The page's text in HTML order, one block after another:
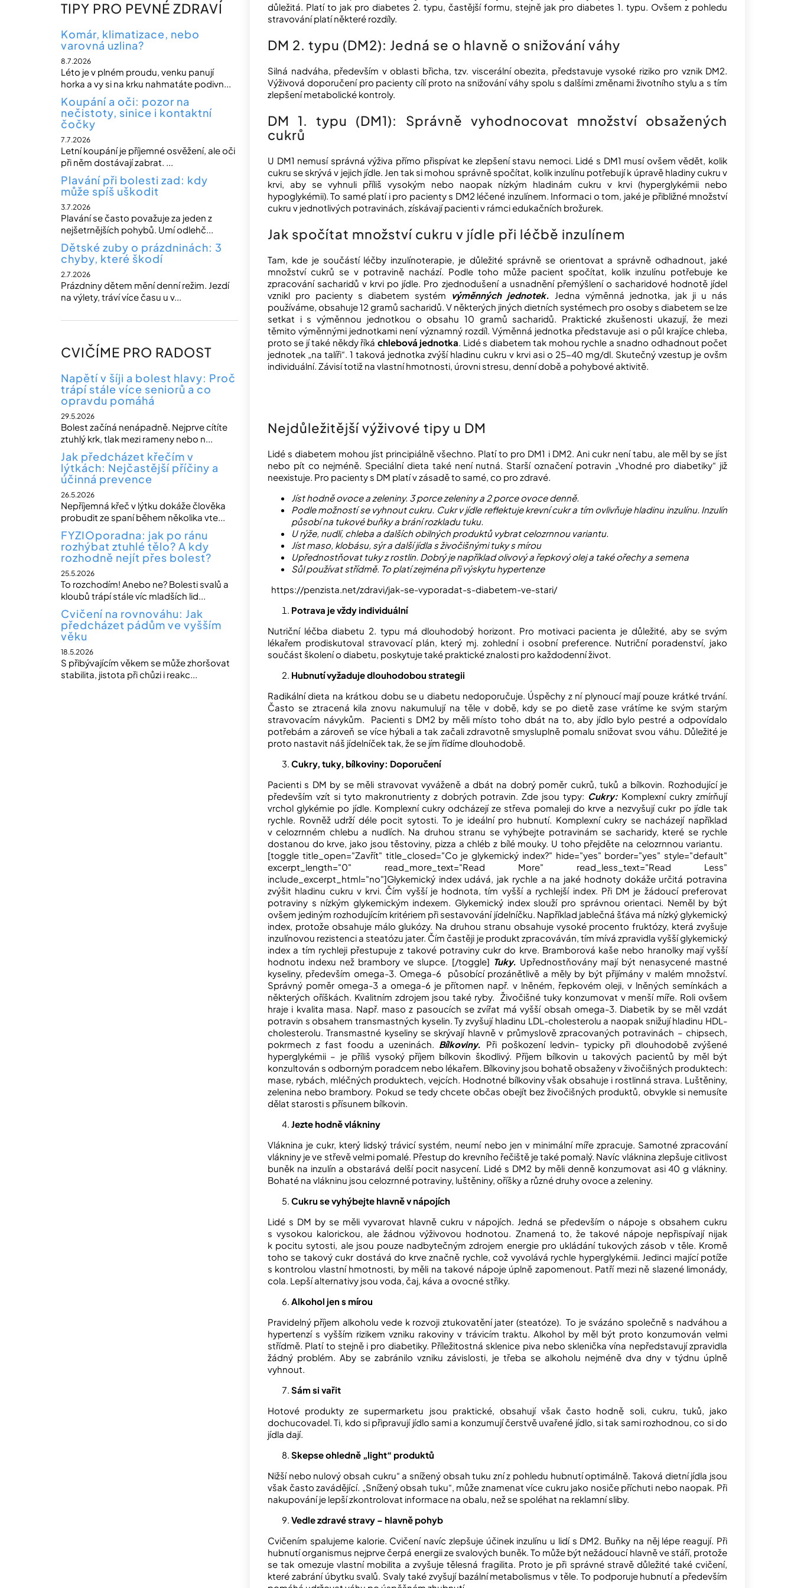
TIPY PRO PEVNÉ ZDRAVÍ
Komár, klimatizace, nebo
varovná uzlina?
8.7.2026
Léto je v plném proudu, venku panují
horka a vy si na krku nahmatáte podivn...
Koupání a oči: pozor na
nečistoty, sinice i kontaktní
čočky
7.7.2026
Letní koupání je příjemné osvěžení, ale oči
při něm dostávají zabrat. ...
Plavání při bolesti zad: kdy
může spíš uškodit
3.7.2026
Plavání se často považuje za jeden z
nejšetrnějších pohybů. Umí odlehč...
Dětské zuby o prázdninách: 3
chyby, které škodí
2.7.2026
Prázdniny dětem mění denní režim. Jezdí
na výlety, tráví více času u v...
CVIČÍME PRO RADOST
Napětí v šíji a bolest hlavy: Proč
trápí stále více seniorů a co
opravdu pomáhá
29.5.2026
Bolest začíná nenápadně. Nejprve cítíte
ztuhlý krk, tlak mezi rameny nebo n...
Jak předcházet křečím v
lýtkách: Nejčastější příčiny a
účinná prevence
26.5.2026
Nepříjemná křeč v lýtku dokáže člověka
probudit ze spaní během několika vte...
FYZIOporadna: jak po ránu
rozhýbat ztuhlé tělo? A kdy
rozhodně nejít přes bolest?
25.5.2026
To rozchodím! Anebo ne? Bolesti svalů a
kloubů trápí stále víc mladších lid...
Cvičení na rovnováhu: Jak
předcházet pádům ve vyšším
věku
18.5.2026
S přibývajícím věkem se může zhoršovat
stabilita, jistota při chůzi i reakc...
důležitá. Platí to jak pro diabetes 2. typu, častější formu, stejně jak pro diabetes 1. typu. Ovšem z pohledu
stravování platí některé rozdíly.
DM 2. typu (DM2): Jedná se o hlavně o snižování váhy
Silná nadváha, především v oblasti břicha, tzv. viscerální obezita, představuje vysoké riziko pro vznik DM2.
Výživová doporučení pro pacienty cílí proto na snižování váhy spolu s dalšími změnami životního stylu a s tím
zlepšení metabolické kontroly.
DM 1. typu (DM1): Správně vyhodnocovat množství obsažených
cukrů
U DM1 nemusí správná výživa přímo přispívat ke zlepšení stavu nemoci. Lidé s DM1 musí ovšem vědět, kolik
cukru se skrývá v jejich jídle. Jen tak si mohou správně spočítat, kolik inzulínu potřebují k úpravě hladiny cukru v
krvi, aby se vyhnuli příliš vysokým nebo naopak nízkým hladinám cukru v krvi (hyperglykémii nebo
hypoglykémii). To samé platí i pro pacienty s DM2 léčené inzulínem. Informaci o tom, jaké je přibližné množství
cukru v jednotlivých potravinách, získávají pacienti v rámci edukačních brožurek.
Jak spočítat množství cukru v jídle při léčbě inzulínem
Tam, kde je součástí léčby inzulínoterapie, je důležité správně se orientovat a správně odhadnout, jaké
množství cukrů se v potravině nachází. Podle toho může pacient spočítat, kolik inzulínu potřebuje ke
zpracování sacharidů v krvi po jídle. Pro zjednodušení a usnadnění přemýšlení o sacharidové hodnotě jídel
vznikl pro pacienty s diabetem systém
výměnných jednotek. Jedna výměnná jednotka, jak ji u nás
používáme, obsahuje 12 gramů sacharidů. V některých jiných dietních systémech pro osoby s diabetem se lze
setkat i s výměnnou jednotkou o obsahu 10 gramů sacharidů. Praktické zkušenosti ukazují, že mezi
těmito výměnnými jednotkami není významný rozdíl. Výměnná jednotka představuje asi o půl krajíce chleba,
proto se jí také někdy říká chlebová jednotka. Lidé s diabetem tak mohou rychle a snadno odhadnout počet
jednotek „na talíři“. 1 taková jednotka zvýší hladinu cukru v krvi asi o 25-40 mg/dl. Skutečný vzestup je ovšm
individuální. Závisí totiž na vlastní hmotnosti, úrovni stresu, denní době a pohybové aktivitě.
Nejdůležitější výživové tipy u DM
Lidé s diabetem mohou jíst principiálně všechno. Platí to pro DM1 i DM2. Ani cukr není tabu, ale měl by se jíst
nebo pít co nejméně. Speciální dieta také není nutná. Starší označení potravin „Vhodné pro diabetiky“ již
neexistuje. Pro pacienty s DM platí v zásadě to samé, co pro zdravé.
Jíst hodně ovoce a zeleniny. 3 porce zeleniny a 2 porce ovoce denně.
Podle možností se vyhnout cukru. Cukr v jídle reflektuje krevní cukr a tím ovlivňuje hladinu inzulínu. Inzulín
působí na tukové buňky a brání rozkladu tuku.
U rýže, nudlí, chleba a dalších obilných produktů vybrat celozrnnou variantu.
Jíst maso, klobásu, sýr a další jídla s živočišnými tuky s mírou
Upřednostňovat tuky z rostlin. Dobrý je například olivový a řepkový olej a také ořechy a semena
Sůl používat střídmě. To platí zejména při výskytu hypertenze
https://penzista.net/zdravi/jak-se-vyporadat-s-diabetem-ve-stari/
Potrava je vždy individuální
Nutriční léčba diabetu 2. typu má dlouhodobý horizont. Pro motivaci pacienta je důležité, aby se svým
lékařem prodiskutoval stravovací plán, který mj. zohlední i osobní preference. Nutriční poradenství, jako
součást školení o diabetu, poskytuje také praktické znalosti pro každodenní život.
Hubnutí vyžaduje dlouhodobou strategii
Radikální dieta na krátkou dobu se u diabetu nedoporučuje. Úspěchy z ní plynoucí mají pouze krátké trvání.
Často se ztracená kila znovu nakumulují na těle v době, kdy se po dietě zase vrátíme ke svým starým
stravovacím návykům. Pacienti s DM2 by měli místo toho dbát na to, aby jídlo bylo pestré a odpovídalo
potřebám a zároveň se více hýbali a tak začali zdravotně smysluplně pomalu snižovat svou váhu. Důležité je
proto nastavit náš jídelníček tak, že se jím řídíme dlouhodobě.
Cukry, tuky, bílkoviny: Doporučení
Pacienti s DM by se měli stravovat vyváženě a dbát na dobrý poměr cukrů, tuků a bílkovin. Rozhodující je
především vzít si tyto makronutrienty z dobrých potravin. Zde jsou typy: Cukry: Komplexní cukry zmírňují
vrchol glykémie po jídle. Komplexní cukry odcházejí ze střeva pomaleji do krve a nezvyšují cukr po jídle tak
rychle. Rovněž udrží déle pocit sytosti. To je ideální pro hubnutí. Komplexní cukry se nacházejí například
v celozrnném chlebu a nudlích. Na druhou stranu se vyhýbejte potravinám se sacharidy, které se rychle
dostanou do krve, jako jsou těstoviny, pizza a chléb z bílé mouky. U toho přejděte na celozrnnou variantu.
[toggle title_open="Zavřít" title_closed="Co je glykemický index?" hide="yes" border="yes" style="default"
excerpt_length="0" read_more_text="Read More" read_less_text="Read Less"
include_excerpt_html="no"]Glykemický index udává, jak rychle a na jaké hodnoty dokáže určitá potravina
zvýšit hladinu cukru v krvi. Čím vyšší je hodnota, tím vyšší a rychlejší index. Při DM je žádoucí preferovat
potraviny s nízkým glykemickým indexem. Glykemický index slouží pro správnou orientaci. Neměl by být
ovšem jediným rozhodujícím kritériem při sestavování jídelníčku. Například jablečná šťáva má nízký glykemický
index, protože obsahuje málo glukózy. Na druhou stranu obsahuje vysoké procento fruktózy, která zvyšuje
inzulínovou rezistenci a steatózu jater. Čím častěji je produkt zpracováván, tím mívá zpravidla vyšší glykemický
index a tím rychleji přestupuje z takové potraviny cukr do krve. Bramborová kaše nebo hranolky mají vyšší
hodnotu indexu než brambory ve slupce. [/toggle] Tuky. Upřednostňovány mají být nenasycené mastné
kyseliny, především omega-3. Omega-6 působící prozánětlivě a měly by být přijímány v malém množství.
Správný poměr omega-3 a omega-6 je přítomen např. v lněném, řepkovém oleji, v lněných semínkách a
některých oříškách. Kvalitním zdrojem jsou také ryby. Živočišné tuky konzumovat v menší míře. Roli ovšem
hraje i kvalita masa. Např. maso z pasoucích se zvířat má vyšší obsah omega-3. Diabetik by se měl vzdát
potravin s obsahem transmastných kyselin. Ty zvyšují hladinu LDL-cholesterolu a naopak snižují hladinu HDL-
cholesterolu. Transmastné kyseliny se skrývají hlavně v průmyslově zpracovaných potravinách – chipsech,
pokrmech z fast foodu a uzeninách. Bílkoviny. Při poškození ledvin- typicky při dlouhodobě zvýšené
hyperglykémii – je příliš vysoký příjem bílkovin škodlivý. Příjem bílkovin u takových pacientů by měl být
konzultován s odborným poradcem nebo lékařem. Bílkoviny jsou bohatě obsaženy v živočišných produktech:
mase, rybách, mléčných produktech, vejcích. Hodnotné bílkoviny však obsahuje i rostlinná strava. Luštěniny,
zelenina nebo brambory. Pokud se tedy chcete občas obejít bez živočišných produktů, obvykle si nemusíte
dělat starosti s přísunem bílkovin.
Jezte hodně vlákniny
Vláknina je cukr, který lidský trávicí systém, neumí nebo jen v minimální míře zpracuje. Samotné zpracování
vlákniny je ve střevě velmi pomalé. Přestup do krevního řečiště je také pomalý. Navíc vláknina zlepšuje citlivost
buněk na inzulín a obstarává delší pocit nasycení. Lidé s DM2 by měli denně konzumovat asi 40 g vlákniny.
Bohaté na vlákninu jsou celozrnné potraviny, luštěniny, oříšky a různé druhy ovoce a zeleniny.
Cukru se vyhýbejte hlavně v nápojích
Lidé s DM by se měli vyvarovat hlavně cukru v nápojích. Jedná se především o nápoje s obsahem cukru
s vysokou kalorickou, ale žádnou výživovou hodnotou. Znamená to, že takové nápoje nepřispívají nijak
k pocitu sytosti, ale jsou pouze nadbytečným zdrojem energie pro ukládání tukových zásob v těle. Kromě
toho se takový cukr dostává do krve značně rychle, což vyvolává rychle hyperglykémii. Jedinci mající potíže
s kontrolou vlastní hmotnosti, by měli na takové nápoje úplně zapomenout. Patří mezi ně slazené limonády,
cola. Lepší alternativy jsou voda, čaj, káva a ovocné střiky.
Alkohol jen s mírou
Pravidelný příjem alkoholu vede k rozvoji ztukovatění jater (steatóze). To je svázáno společně s nadváhou a
hypertenzí s vyšším rizikem vzniku rakoviny v trávicím traktu. Alkohol by měl být proto konzumován velmi
střídmě. Platí to stejně i pro diabetiky. Příležitostná sklenice piva nebo sklenička vína nepředstavují zpravidla
žádný problém. Aby se zabránilo vzniku závislosti, je třeba se alkoholu nejméně dva dny v týdnu úplně
vyhnout.
Sám si vařit
Hotové produkty ze supermarketu jsou praktické, obsahují však často hodně soli, cukru, tuků, jako
dochucovadel. Ti, kdo si připravují jídlo sami a konzumují čerstvě uvařené jídlo, si tak sami rozhodnou, co si do
jídla dají.
Skepse ohledně „light“ produktů
Nižší nebo nulový obsah cukru“ a snížený obsah tuku zní z pohledu hubnutí optimálně. Taková dietní jídla jsou
však často zavádějící. „Snížený obsah tuku“, může znamenat více cukru jako nosiče příchuti nebo naopak. Při
nakupování je lepší zkontrolovat informace na obalu, než se spoléhat na reklamní sliby.
Vedle zdravé stravy – hlavně pohyb
Cvičením spalujeme kalorie. Cvičení navíc zlepšuje účinek inzulínu u lidí s DM2. Buňky na něj lépe reagují. Při
hubnutí organismus nejprve čerpá energii ze svalových buněk. To může být nežádoucí hlavně ve stáří, protože
se tak omezuje vlastní mobilita a zvyšuje tělesná fragilita. Proto je při správné stravě důležité také cvičení,
které zabrání úbytku svalů. Svaly také zvyšují bazální metabolismus v těle. To podporuje hubnutí a především